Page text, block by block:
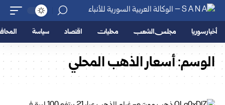
أخبار سوريا مجلس الشعب محليات اقتصاد سياسة
الوسم:أسعار الذهب المحلي